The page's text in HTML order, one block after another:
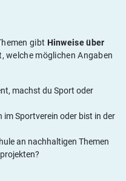
gibt Hinweise über
welche möglichen Angaben
machst du Sport oder
im Sportverein oder bist in der
an nachhaltigen Themen